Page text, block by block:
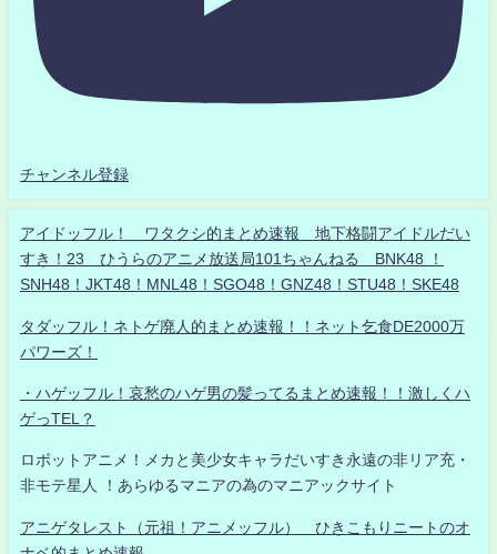
チャンネル登録
アイドッフル！ ワタクシ的まとめ速報 地下格闘アイドルだい
すき！23 ひうらのアニメ放送局101ちゃんねる BNK48 ！
SNH48！JKT48！MNL48！SGO48！GNZ48！STU48！SKE48
タダッフル！ネトゲ廃人的まとめ速報！！ネット乞食DE2000万
パワーズ！
・ハゲッフル！哀愁のハゲ男の髪ってるまとめ速報！！激しくハ
ゲっTEL？
ロボットアニメ！メカと美少女キャラだいすき永遠の非リア充・
非モテ星人 ！あらゆるマニアの為のマニアックサイト
アニゲタレスト（元祖！アニメッフル） ひきこもりニートのオ